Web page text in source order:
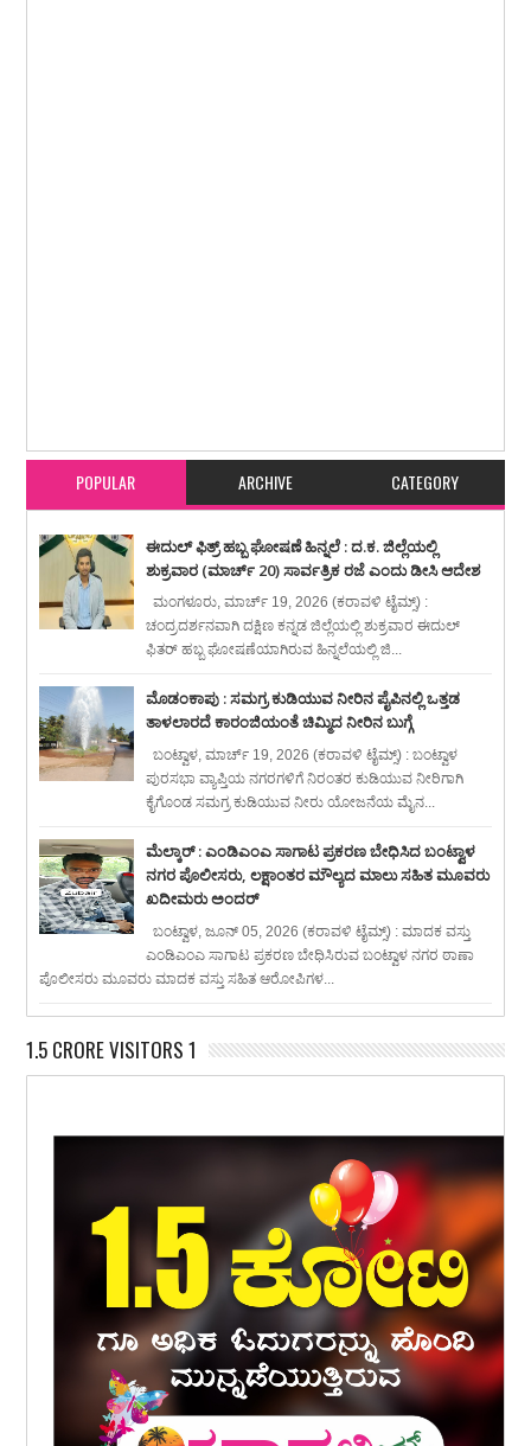
POPULAR ARCHIVE CATEGORY
ಈದುಲ್ ಫಿತ್ರ್ ಹಬ್ಬ ಘೋಷಣೆ ಹಿನ್ನಲೆ : ದ.ಕ. ಜಿಲ್ಲೆಯಲ್ಲಿ
ಶುಕ್ರವಾರ (ಮಾರ್ಚ್ 20) ಸಾರ್ವತ್ರಿಕ ರಜೆ ಎಂದು ಡೀಸಿ ಆದೇಶ
ಮಂಗಳೂರು, ಮಾರ್ಚ್ 19, 2026 (ಕರಾವಳಿ ಟೈಮ್ಸ್) :
ಚಂದ್ರದರ್ಶನವಾಗಿ ದಕ್ಷಿಣ ಕನ್ನಡ ಜಿಲ್ಲೆಯಲ್ಲಿ ಶುಕ್ರವಾರ ಈದುಲ್
ಫಿತರ್ ಹಬ್ಬ ಘೋಷಣೆಯಾಗಿರುವ ಹಿನ್ನಲೆಯಲ್ಲಿ ಜಿ...
ಮೊಡಂಕಾಪು : ಸಮಗ್ರ ಕುಡಿಯುವ ನೀರಿನ ಪೈಪಿನಲ್ಲಿ ಒತ್ತಡ
ತಾಳಲಾರದೆ ಕಾರಂಜಿಯಂತೆ ಚಿಮ್ಮಿದ ನೀರಿನ ಬುಗ್ಗೆ
ಬಂಟ್ವಾಳ, ಮಾರ್ಚ್ 19, 2026 (ಕರಾವಳಿ ಟೈಮ್ಸ್) : ಬಂಟ್ವಾಳ
ಪುರಸಭಾ ವ್ಯಾಪ್ತಿಯ ನಗರಗಳಿಗೆ ನಿರಂತರ ಕುಡಿಯುವ ನೀರಿಗಾಗಿ
ಕೈಗೊಂಡ ಸಮಗ್ರ ಕುಡಿಯುವ ನೀರು ಯೋಜನೆಯ ಮೈನ...
ಮೆಲ್ಕಾರ್ : ಎಂಡಿಎಂಎ ಸಾಗಾಟ ಪ್ರಕರಣ ಬೇಧಿಸಿದ ಬಂಟ್ವಾಳ
ನಗರ ಪೊಲೀಸರು, ಲಕ್ಷಾಂತರ ಮೌಲ್ಯದ ಮಾಲು ಸಹಿತ ಮೂವರು
ಖದೀಮರು ಅಂದರ್
ಬಂಟ್ವಾಳ, ಜೂನ್ 05, 2026 (ಕರಾವಳಿ ಟೈಮ್ಸ್) : ಮಾದಕ ವಸ್ತು
ಎಂಡಿಎಂಎ ಸಾಗಾಟ ಪ್ರಕರಣ ಬೇಧಿಸಿರುವ ಬಂಟ್ವಾಳ ನಗರ ಠಾಣಾ
ಪೊಲೀಸರು ಮೂವರು ಮಾದಕ ವಸ್ತು ಸಹಿತ ಆರೋಪಿಗಳ...
1.5 CRORE VISITORS 1